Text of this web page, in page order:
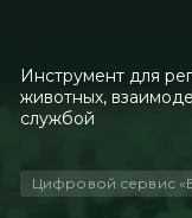
Инструмент для
животных,
службой
Цифровой сервис